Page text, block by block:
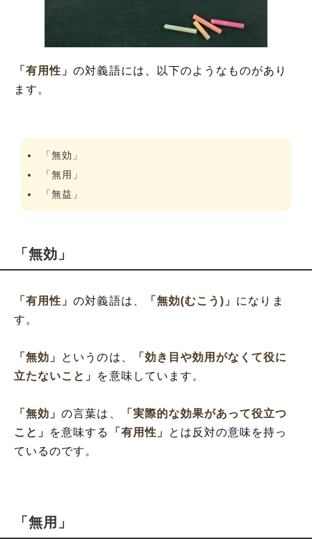
「有用性」の対義語には、以下のようなものがあり
ます。
「無効」
「無用」
「無益」
「無効」
「有用性」の対義語は、 「無効(むこう)」 になりま
す。
「無効」 というのは、
「効き目や効用がなくて役に
立たないこと」 を意味しています。
「無効」の言葉は、
「実際的な効果があって役立つ
こと」
を意味する 「有用性」
とは反対の意味を持っ
ているのです。
「無用」